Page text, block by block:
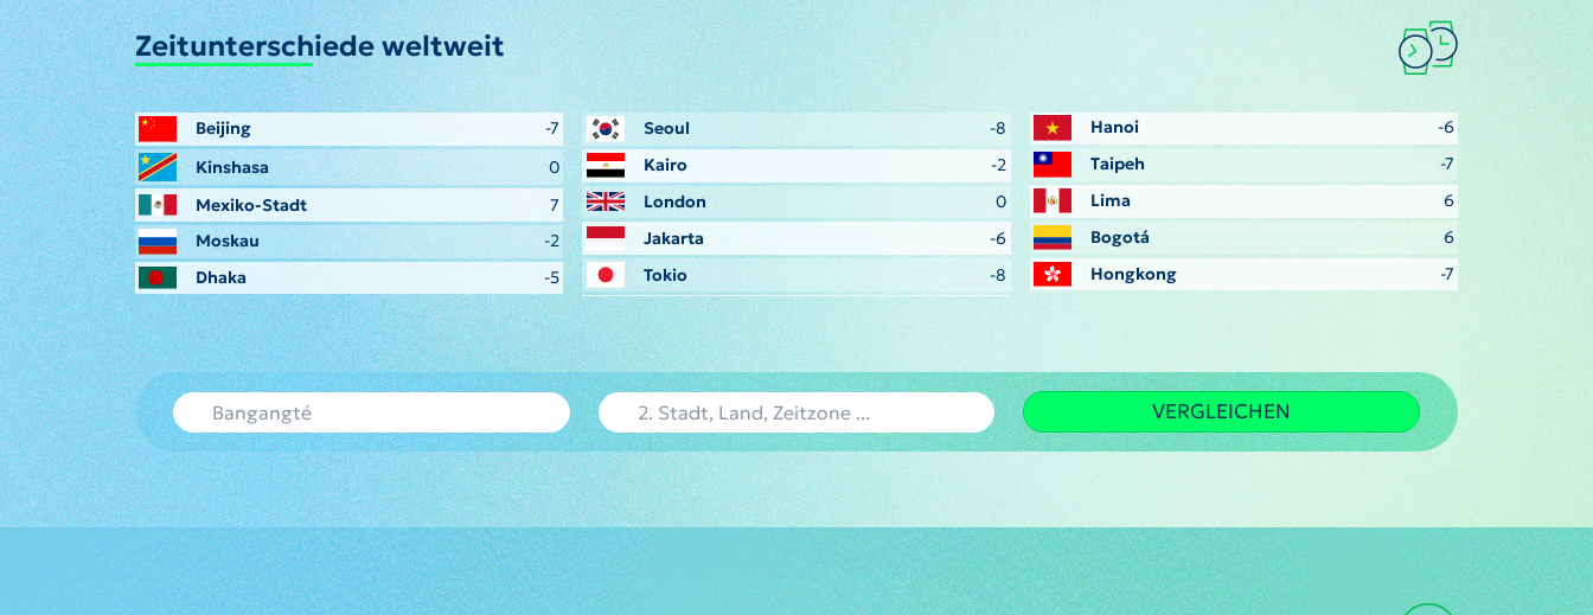
Zeitunterschiede weltweit
Beijing
-7
Kinshasa
0
Mexiko-Stadt
7
Moskau
-2
Dhaka
-5
Seoul
-8
Kairo
-2
London
0
Jakarta
-6
Tokio
-8
Hanoi
-6
Taipeh
-7
Lima
6
Bogotá
6
Hongkong
-7
VERGLEICHEN